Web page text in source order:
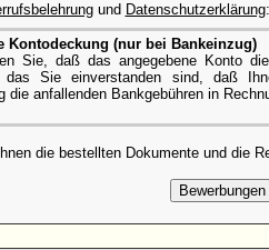
und Datenschutzerklärung:
Kontodeckung (nur bei Bankeinzug)
Sie, daß das angegebene Konto
das Sie einverstanden sind, daß
die anfallenden Bankgebühren in
die bestellten Dokumente und die